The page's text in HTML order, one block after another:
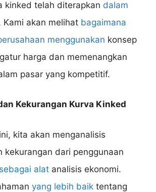
kinked telah diterapkan dalam
Kami akan melihat bagaimana
menggunakan konsep
harga dan memenangkan
pasar yang kompetitif.
Kekurangan Kurva Kinked
kita akan menganalisis
kekurangan dari penggunaan
sebagai alat analisis ekonomi.
yang lebih baik tentang